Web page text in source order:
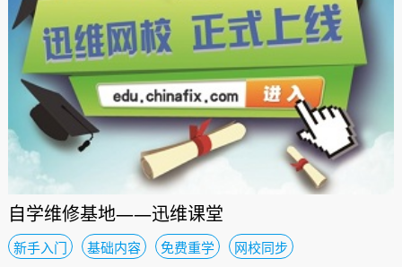
自学维修基地——迅维课堂
新手入门 基础内容 免费重学 网校同步